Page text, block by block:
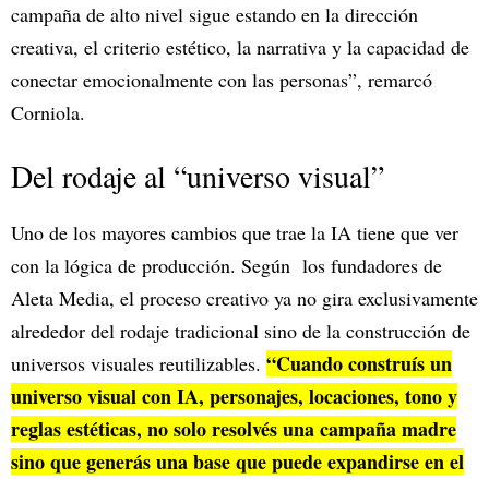
campaña de alto nivel sigue estando en la dirección
creativa, el criterio estético, la narrativa y la capacidad de
conectar emocionalmente con las personas”, remarcó
Corniola.
Del rodaje al “universo visual”
Uno de los mayores cambios que trae la IA tiene que ver
con la lógica de producción. Según los fundadores de
Aleta Media, el proceso creativo ya no gira exclusivamente
alrededor del rodaje tradicional sino de la construcción de
universos visuales reutilizables. “Cuando construís un
universo visual con IA, personajes, locaciones, tono y
reglas estéticas, no solo resolvés una campaña madre
sino que generás una base que puede expandirse en el